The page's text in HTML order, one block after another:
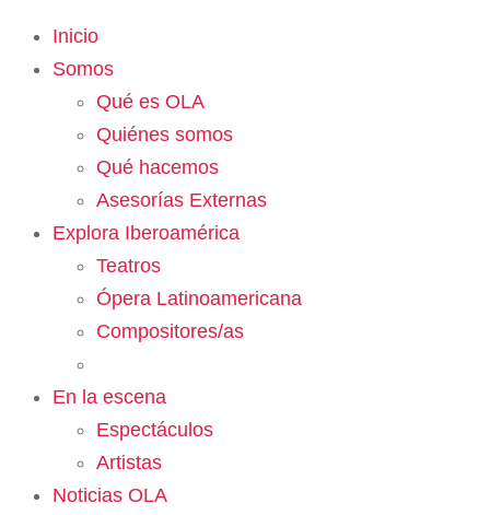
Inicio
Somos
Qué es OLA
Quiénes somos
Qué hacemos
Asesorías Externas
Explora Iberoamérica
Teatros
Ópera Latinoamericana
Compositores/as
En la escena
Espectáculos
Artistas
Noticias OLA